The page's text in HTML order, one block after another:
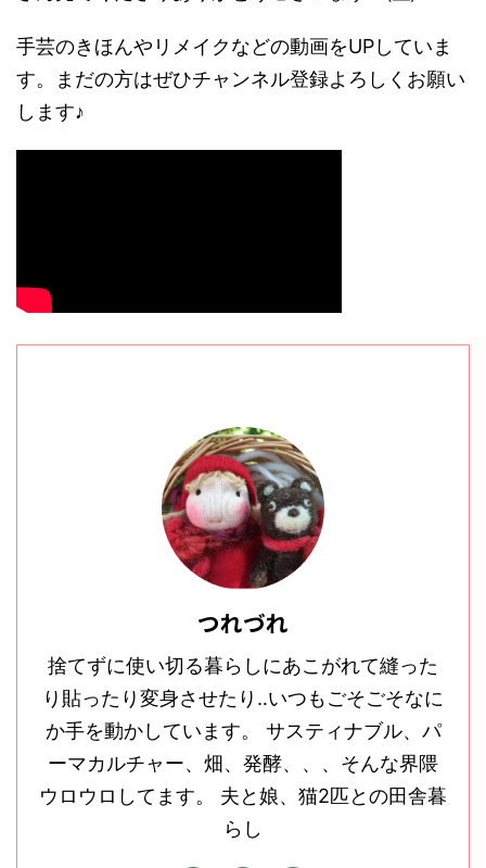
手芸のきほんやリメイクなどの動画をUPしていま
す。まだの方はぜひチャンネル登録よろしくお願い
します♪
つれづれ
捨てずに使い切る暮らしにあこがれて縫った
り貼ったり変身させたり‥いつもごそごそなに
か手を動かしています。 サスティナブル、パ
ーマカルチャー、畑、発酵、、、そんな界隈
ウロウロしてます。 夫と娘、猫2匹との田舎暮
らし